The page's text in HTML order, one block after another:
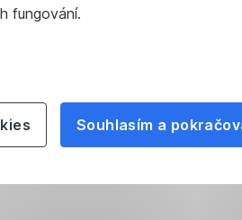
fungování.
Souhlasím a